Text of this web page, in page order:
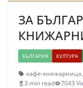
ЗА
БЪЛГАРИЯ КУЛТУРА
кафе-книжарница,
3 min read
7043